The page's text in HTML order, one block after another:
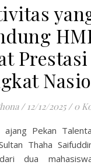
/ 12/12/2025 / 0
Thaha
dua